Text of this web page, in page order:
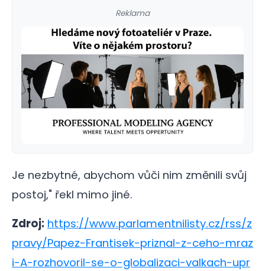
Reklama
Je nezbytné, abychom vůči nim změnili svůj
postoj," řekl mimo jiné.
Zdroj: https://www.parlamentnilisty.cz/rss/z
pravy/Papez-Frantisek-priznal-z-ceho-mraz
i-A-rozhovoril-se-o-globalizaci-valkach-upr